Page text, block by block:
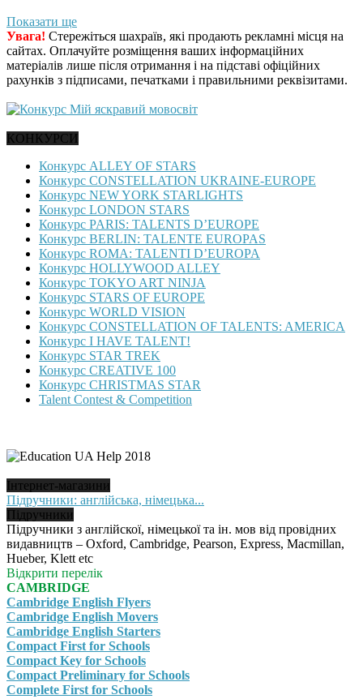
Показати ще
Увага! Стережіться шахраїв, які продають рекламні місця на
сайтах. Оплачуйте розміщення ваших інформаційних
матеріалів лише після отримання і на підставі офіційних
рахунків з підписами, печатками і правильними реквізитами.
КОНКУРСИ
Конкурс ALLEY OF STARS
Конкурс CONSTELLATION UKRAINE-EUROPE
Конкурс NEW YORK STARLIGHTS
Конкурс LONDON STARS
Конкурс PARIS: TALENTS D’EUROPE
Конкурс BERLIN: TALENTE EUROPAS
Конкурс ROMA: TALENTI D’EUROPA
Конкурс HOLLYWOOD ALLEY
Конкурс TOKYO ART NINJA
Конкурс STARS OF EUROPE
Конкурс WORLD VISION
Конкурс CONSTELLATION OF TALENTS: AMERICA
Конкурс I HAVE TALENT!
Конкурс STAR TREK
Конкурс CREATIVE 100
Конкурс CHRISTMAS STAR
Talent Contest & Competition
Інтернет-магазини
Підручники: англійська, німецька...
Підручники
Підручники з англійскої, німецької та ін. мов від провідних
видавництв – Oxford, Cambridge, Pearson, Express, Macmillan,
Hueber, Klett etc
Відкрити перелік
CAMBRIDGE
Cambridge English Flyers
Cambridge English Movers
Cambridge English Starters
Compact First for Schools
Compact Key for Schools
Compact Preliminary for Schools
Complete First for Schools